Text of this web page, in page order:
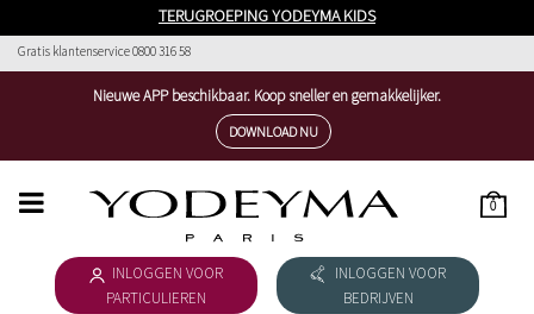
TERUGROEPING YODEYMA KIDS
Gratis klantenservice 0800 316 58
Nieuwe APP beschikbaar. Koop sneller en gemakkelijker.
DOWNLOAD NU
0
INLOGGEN VOOR
PARTICULIEREN
INLOGGEN VOOR
BEDRIJVEN
WOMEN´S COLLECTION